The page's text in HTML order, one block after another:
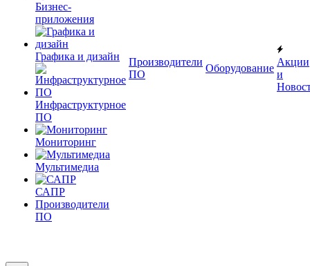
Бизнес-
приложения
Графика и дизайн
Инфраструктурное
ПО
Мониторинг
Мультимедиа
САПР
Производители
ПО
Производители
ПО
Оборудование
Акции
и